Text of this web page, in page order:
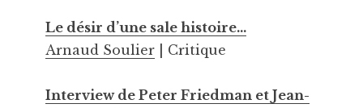
Le désir d’une sale histoire…
Arnaud Soulier | Critique
Interview de Peter Friedman et Jean-